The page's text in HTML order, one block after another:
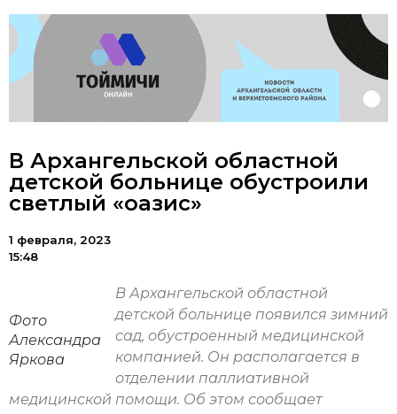
В Архангельской областной
детской больнице обустроили
светлый «оазис»
1 февраля, 2023
15:48
Фото
Александра
Яркова
В Архангельской областной
детской больнице появился зимний
сад, обустроенный медицинской
компанией. Он располагается в
отделении паллиативной
медицинской помощи. Об этом сообщает